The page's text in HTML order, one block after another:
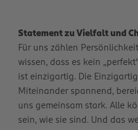
Statement zu Vielfalt und
Für uns zählen
wissen, dass es kein
ist einzigartig. Die
Miteinander spannend,
uns gemeinsam stark. Alle
sein, wie sie sind. Und das